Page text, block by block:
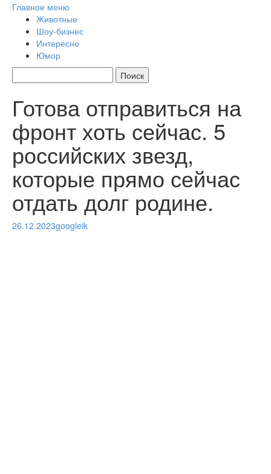
Главное меню
Животные
Шоу-бизнес
Интересно
Юмор
Готова отправиться на
фронт хоть сейчас. 5
российских звезд,
которые прямо сейчас
отдать долг родине.
26.12.2023googleik